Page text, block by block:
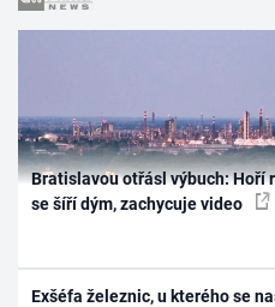
Bratislavou otřásl výbuch:
se šíří dým, zachycuje video
Exšéfa železnic, u kterého se